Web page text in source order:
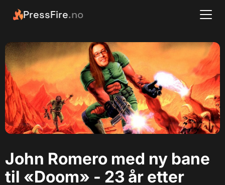
PressFire.no
John Romero med ny bane
til «Doom» - 23 år etter